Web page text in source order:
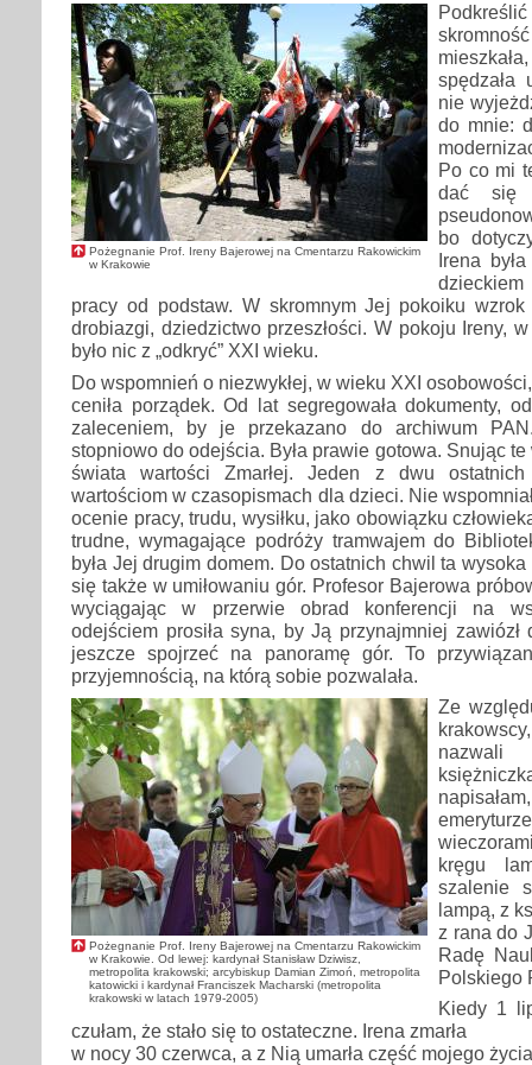
Pożegnanie Prof. Ireny Bajerowej na Cmentarzu Rakowickim
w Krakowie
spędzała
nie
do mnie:
Po co mi
dać się
bo
Irena
pracy od podstaw. W skromnym Jej pokoiku wzrok
drobiazgi, dziedzictwo przeszłości. W pokoju Ireny,
było nic z „odkryć” XXI wieku.
Do wspomnień o niezwykłej, w wieku XXI
ceniła porządek. Od lat segregowała dokumenty,
zaleceniem, by je przekazano do archiwum
stopniowo do odejścia. Była prawie gotowa. Snując
świata wartości Zmarłej. Jeden z dwu ostatnich
wartościom w czasopismach dla dzieci. Nie
ocenie pracy, trudu, wysiłku, jako obowiązku
trudne, wymagające podróży tramwajem do
była Jej drugim domem. Do ostatnich chwil ta
się także w umiłowaniu gór. Profesor Bajerowa
wyciągając w przerwie obrad konferencji na
odejściem prosiła syna, by Ją przynajmniej zawiózł
jeszcze spojrzeć na panoramę gór. To
przyjemnością, na którą sobie pozwalała.
Pożegnanie Prof. Ireny Bajerowej na Cmentarzu Rakowickim
w Krakowie. Od lewej: kardynał Stanisław Dziwisz,
metropolita krakowski; arcybiskup Damian Zimoń, metropolita
katowicki i kardynał Franciszek Macharski (metropolita
krakowski w latach 1979-2005)
Ze
kręgu
szalenie
lampą, z
z rana do
Radę
Polskiego
Kiedy 1
czułam, że stało się to ostateczne. Irena zmarła
w nocy 30 czerwca, a z Nią umarła część mojego